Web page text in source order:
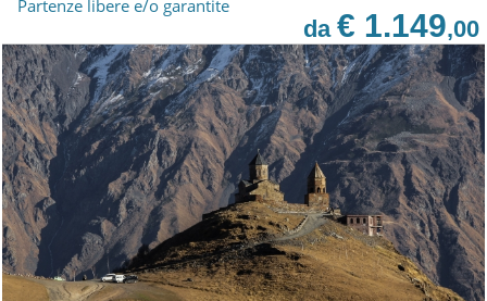
Partenze libere e/o garantite
da € 1.149,00